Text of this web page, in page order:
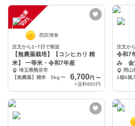
一
時
在
庫
切
れ
西田博泰
注文から1~7日で発送
【無農薬栽培】【コシヒカリ 精
米】 一等米・令和7年産
埼玉県熊谷市
【無農薬】精米 5kg〜 6,700円 〜
+送料865円
注文か
令和7
み 金
まち岡山
1箱6個